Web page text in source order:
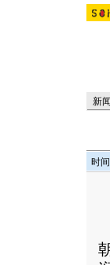
新
时